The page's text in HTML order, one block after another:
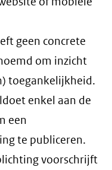
geen concrete
om inzicht
toegankelijkheid.
enkel aan de
een
te publiceren.
voorschrijft